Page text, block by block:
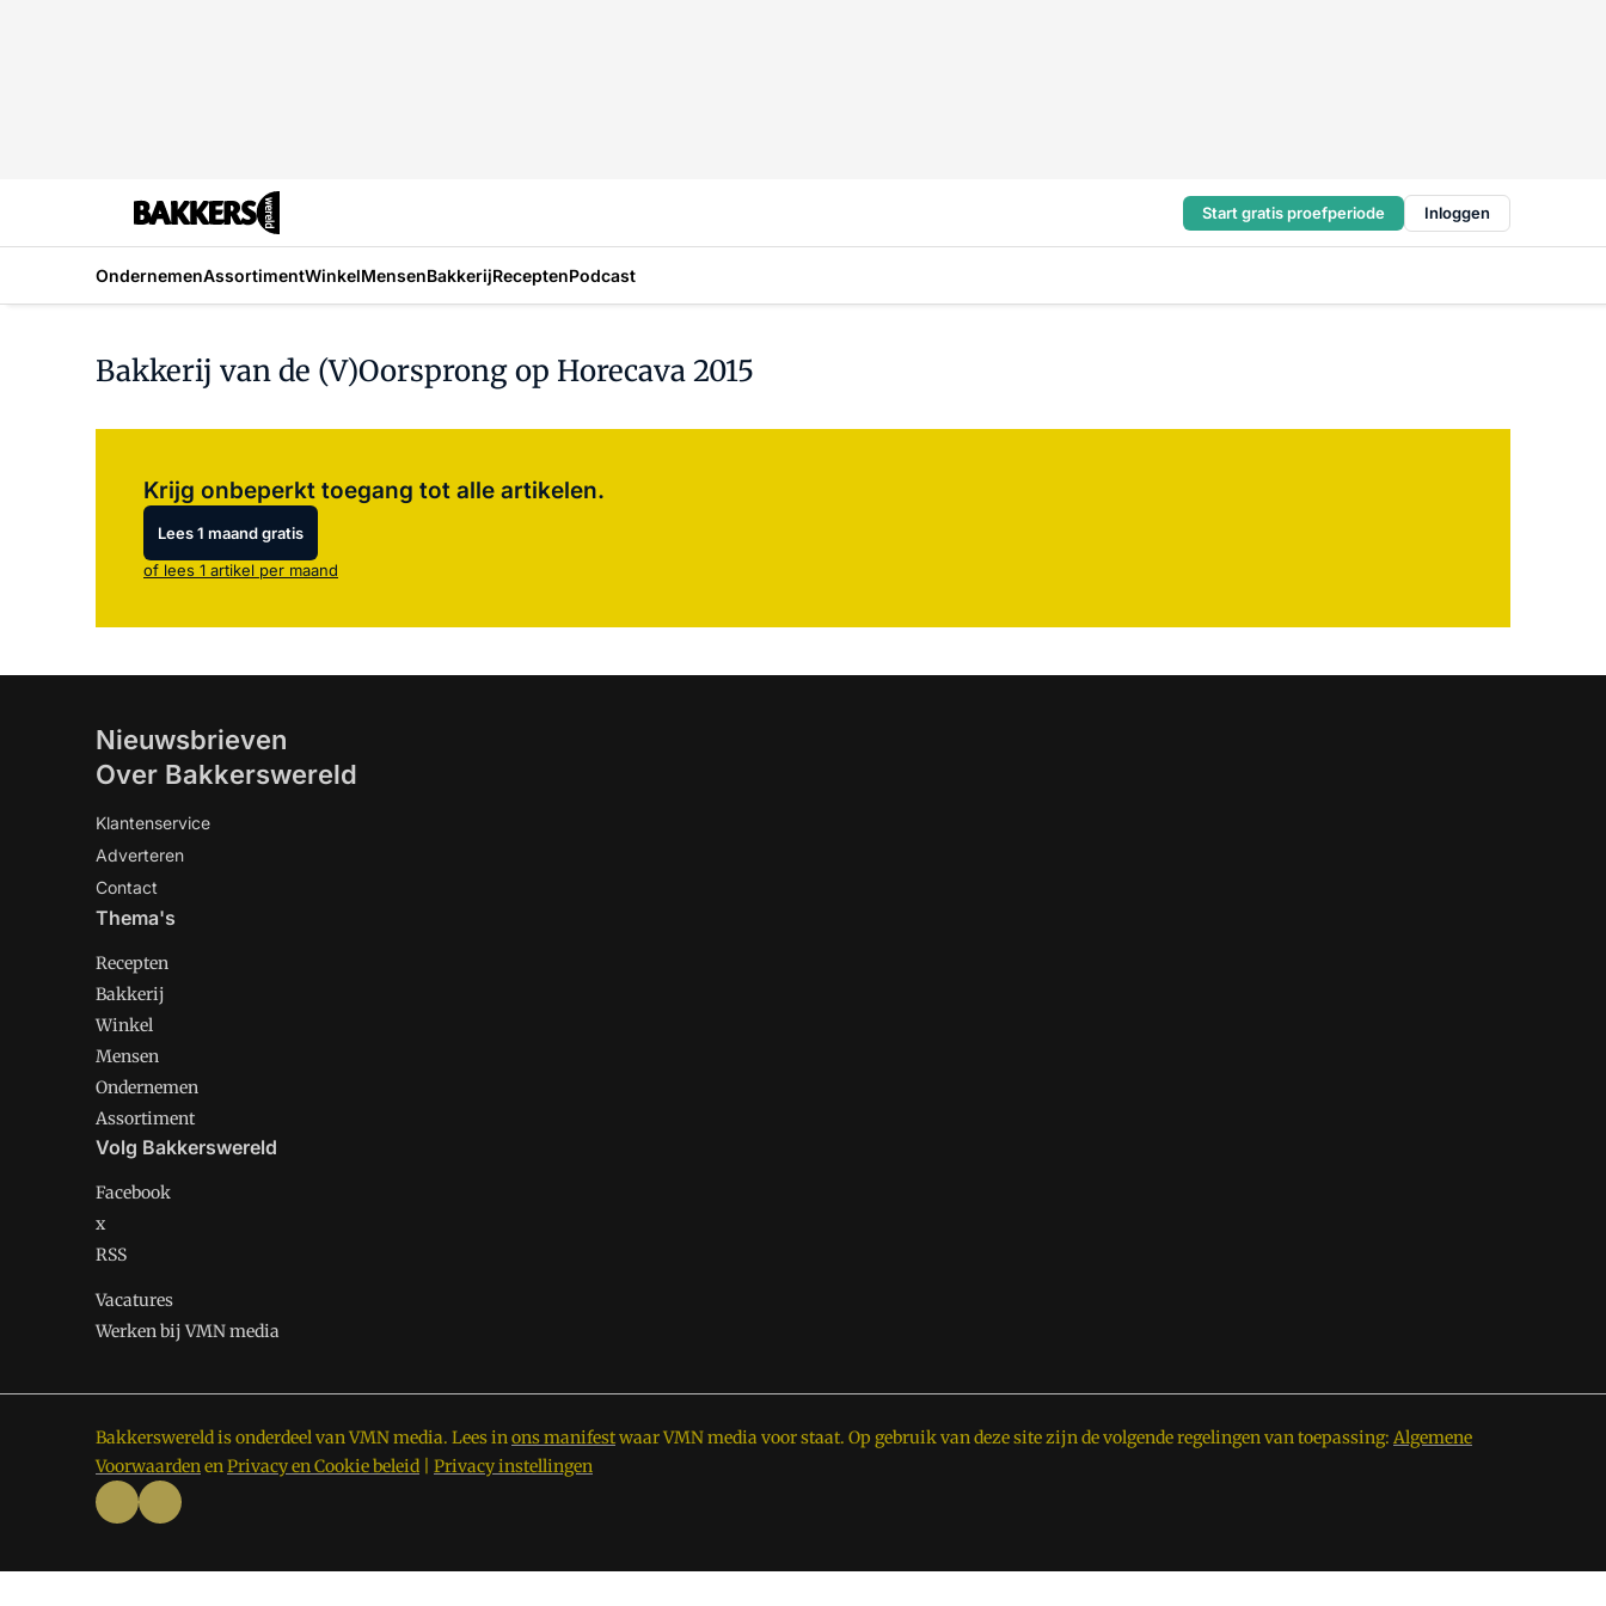
Start gratis proefperiode Inloggen
OndernemenAssortimentWinkelMensenBakkerijReceptenPodcast
Bakkerij van de (V)Oorsprong op Horecava 2015
Krijg onbeperkt toegang tot alle artikelen.
Lees 1 maand gratis
of lees 1 artikel per maand
Nieuwsbrieven
Over Bakkerswereld
Klantenservice
Adverteren
Contact
Thema's
Recepten
Bakkerij
Winkel
Mensen
Ondernemen
Assortiment
Volg Bakkerswereld
Facebook
x
RSS
Vacatures
Werken bij VMN media
Bakkerswereld is onderdeel van VMN media. Lees inons manifestwaar VMN media voor staat. Op gebruik van deze site zijn de volgende regelingen van toepassing: Algemene
VoorwaardenenPrivacy en Cookie beleid Privacy instellingen